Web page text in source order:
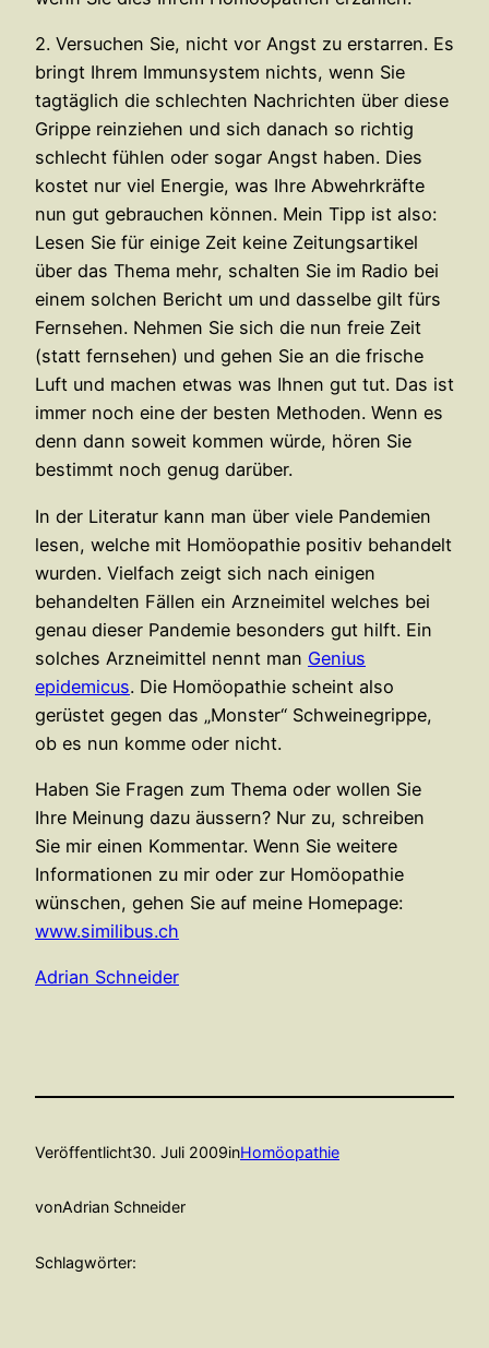
2. Versuchen Sie, nicht vor Angst zu erstarren. Es
bringt Ihrem Immunsystem nichts, wenn Sie
tagtäglich die schlechten Nachrichten über diese
Grippe reinziehen und sich danach so richtig
schlecht fühlen oder sogar Angst haben. Dies
kostet nur viel Energie, was Ihre Abwehrkräfte
nun gut gebrauchen können. Mein Tipp ist also:
Lesen Sie für einige Zeit keine Zeitungsartikel
über das Thema mehr, schalten Sie im Radio bei
einem solchen Bericht um und dasselbe gilt fürs
Fernsehen. Nehmen Sie sich die nun freie Zeit
(statt fernsehen) und gehen Sie an die frische
Luft und machen etwas was Ihnen gut tut. Das ist
immer noch eine der besten Methoden. Wenn es
denn dann soweit kommen würde, hören Sie
bestimmt noch genug darüber.
In der Literatur kann man über viele Pandemien
lesen, welche mit Homöopathie positiv behandelt
wurden. Vielfach zeigt sich nach einigen
behandelten Fällen ein Arzneimitel welches bei
genau dieser Pandemie besonders gut hilft. Ein
solches Arzneimittel nennt man Genius
epidemicus. Die Homöopathie scheint also
gerüstet gegen das „Monster“ Schweinegrippe,
ob es nun komme oder nicht.
Haben Sie Fragen zum Thema oder wollen Sie
Ihre Meinung dazu äussern? Nur zu, schreiben
Sie mir einen Kommentar. Wenn Sie weitere
Informationen zu mir oder zur Homöopathie
wünschen, gehen Sie auf meine Homepage:
www.similibus.ch
Adrian Schneider
Veröffentlicht30. Juli 2009inHomöopathie
vonAdrian Schneider
Schlagwörter: